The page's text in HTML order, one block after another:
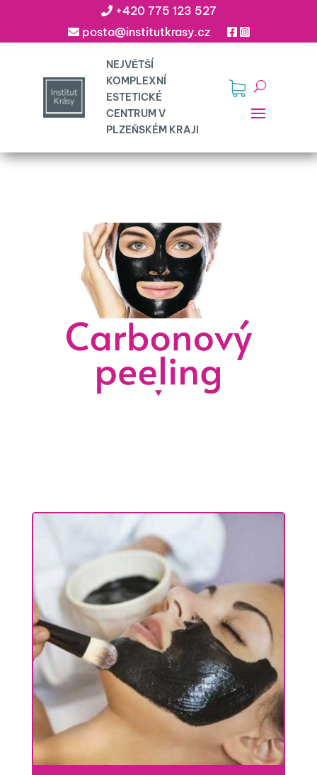
+420 775 123 527
posta@institutkrasy.cz